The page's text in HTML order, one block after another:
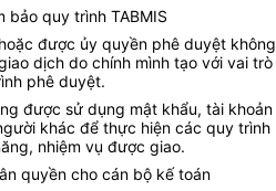
bảo quy trình TABMIS
được ủy quyền phê duyệt không
dịch do chính mình tạo với vai trò
phê duyệt.
được sử dụng mật khẩu, tài khoản
khác để thực hiện các quy trình
nhiệm vụ được giao.
quyền cho cán bộ kế toán